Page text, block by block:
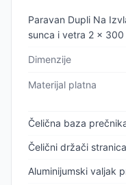
Paravan Dupli Na
sunca i vetra 2 x
Dimenzije
Materijal platna
Čelična baza
Čelični držači stranica
Aluminijumski valjak